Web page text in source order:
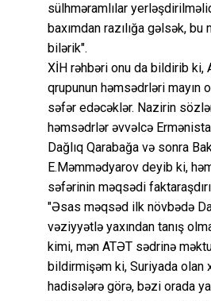
sülhməramlılar
baxımdan razılığa gəlsək,
bilərik".
XİH rəhbəri onu da bildirib ki,
qrupunun həmsədrləri mayın
səfər edəcəklər. Nazirin
həmsədrlər əvvəlcə
Dağlıq Qarabağa və sonra
E.Məmmədyarov deyib ki,
səfərinin məqsədi
"Əsas məqsəd ilk növbədə
vəziyyətlə yaxından tanış
kimi, mən ATƏT sədrinə
bildirmişəm ki, Suriyada olan
hadisələrə görə, bəzi orada